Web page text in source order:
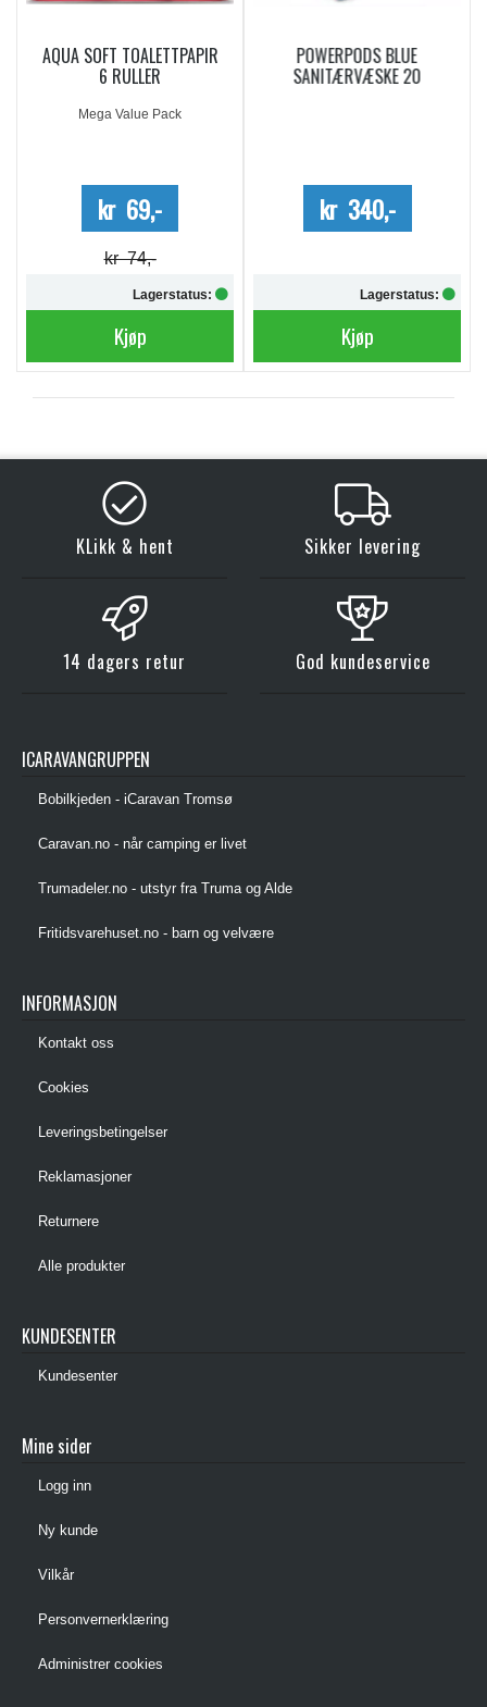
AQUA SOFT TOALETTPAPIR
6 RULLER
Mega Value Pack
kr 69,-
kr 74,-
Lagerstatus:
Kjøp
POWERPODS BLUE
SANITÆRVÆSKE 20
kr 340,-
Lagerstatus:
Kjøp
KLikk & hent Sikker levering
14 dagers retur God kundeservice
ICARAVANGRUPPEN
Bobilkjeden - iCaravan Tromsø
Caravan.no - når camping er livet
Trumadeler.no - utstyr fra Truma og Alde
Fritidsvarehuset.no - barn og velvære
INFORMASJON
Kontakt oss
Cookies
Leveringsbetingelser
Reklamasjoner
Returnere
Alle produkter
KUNDESENTER
Kundesenter
Mine sider
Logg inn
Ny kunde
Vilkår
Personvernerklæring
Administrer cookies